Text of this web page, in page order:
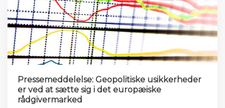
Pressemeddelelse: Geopolitiske usikkerheder
er ved at sætte sig i det europæiske
rådgivermarked